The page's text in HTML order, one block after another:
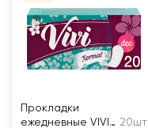
Прокладки
ежедневные VIVI
20шт